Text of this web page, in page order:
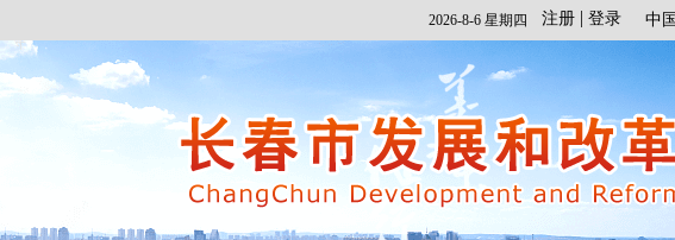
2026-8-6 星期四 中
注册 登录